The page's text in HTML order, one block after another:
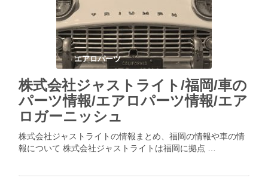
エアロパーツ
株式会社ジャストライト/福岡/車の
パーツ情報/エアロパーツ情報/エア
ロガーニッシュ
株式会社ジャストライトの情報まとめ、福岡の情報や車の情
報について 株式会社ジャストライトは福岡に拠点 …